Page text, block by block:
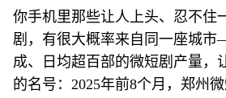
你手机里那些让人上头、忍不住
剧，有很大概率来自同一座城
成、日均超百部的微短剧产量，
的名号：2025年前8个月，郑州